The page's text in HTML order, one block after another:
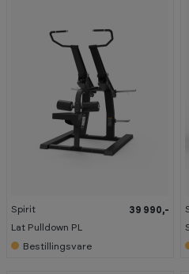
Spirit
Lat Pulldown PL
39 990,-
Bestillingsvare